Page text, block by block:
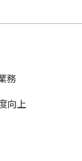
務
向上